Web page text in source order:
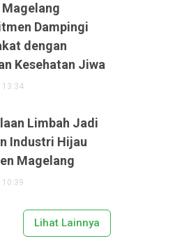
Dampingi
dengan
Kesehatan Jiwa
13:34
Limbah Jadi
Industri Hijau
Magelang
Lihat Lainnya